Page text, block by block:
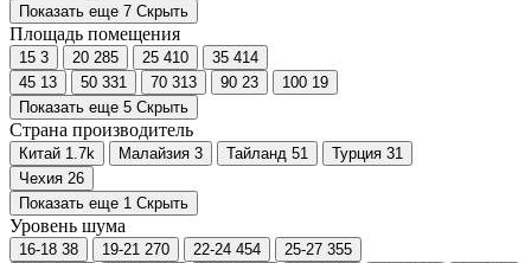
Показать еще 7 Скрыть
Площадь помещения
15 3 20 285 25 410 35 414
45 13 50 331 70 313 90 23 100 19
Показать еще 5 Скрыть
Страна производитель
Китай 1.7k Малайзия 3 Тайланд 51 Турция 31
Чехия 26
Показать еще 1 Скрыть
Уровень шума
16-18 38 19-21 270 22-24 454 25-27 355